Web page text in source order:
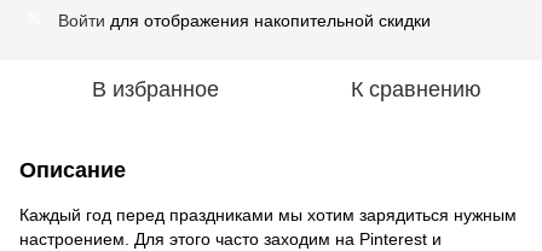
Войти для отображения накопительной скидки
В избранное К сравнению
Описание
Каждый год перед праздниками мы хотим зарядиться нужным
настроением. Для этого часто заходим на Pinterest и